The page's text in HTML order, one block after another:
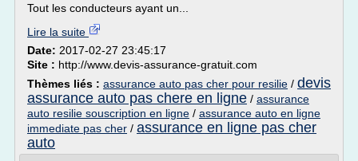
Tout les conducteurs ayant un...
Lire la suite
Date: 2017-02-27 23:45:17
Site : http://www.devis-assurance-gratuit.com
Thèmes liés : assurance auto pas cher pour resilie / devis
assurance auto pas chere en ligne / assurance
auto resilie souscription en ligne / assurance auto en ligne
immediate pas cher / assurance en ligne pas cher
auto